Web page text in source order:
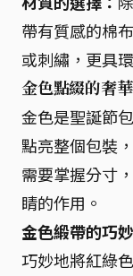
帶有質感的棉
或刺繡，更具
金色點綴的奢
金色是聖誕節
點亮整個包裝
需要掌握分寸
睛的作用。
金色緞帶的巧
巧妙地將紅綠